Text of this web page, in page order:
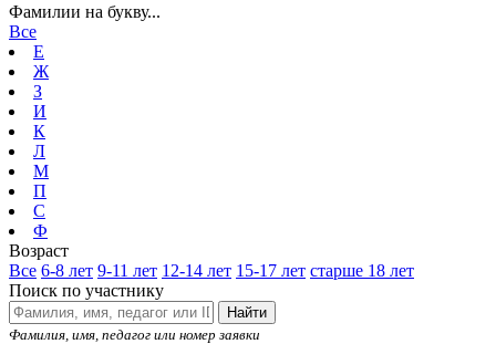
Фамилии на букву...
Все
Е
Ж
З
И
К
Л
М
П
С
Ф
Возраст
Все 6-8 лет 9-11 лет 12-14 лет 15-17 лет старше 18 лет
Поиск по участнику
Найти
Фамилия, имя, педагог или номер заявки